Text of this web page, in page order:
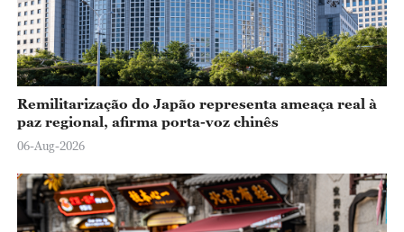
Remilitarização do Japão representa ameaça real à
paz regional, afirma porta-voz chinês
06-Aug-2026